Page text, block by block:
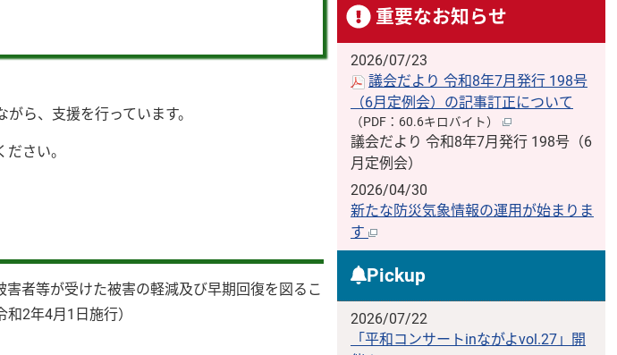
ら、支援を行っています。
さい。
者等が受けた被害の軽減及び早期回復を図るこ
2年4月1日施行）
重要なお知らせ
2026/07/23
議会だより 令和8年7月発行 198号
（6月定例会）の記事訂正について
（PDF：60.6キロバイト）
議会だより 令和8年7月発行 198号（6
月定例会）
2026/04/30
新たな防災気象情報の運用が始まりま
す
Pickup
2026/07/22
「平和コンサートinながよvol.27」開